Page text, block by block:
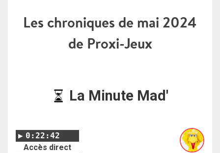
Les chroniques de mai 2024
de Proxi-Jeux
La Minute Mad'
0:22:42
Accès direct